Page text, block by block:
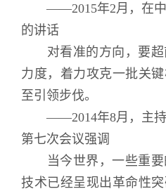
——2015年2月，在中
的讲话
对看准的方向，要超
力度，着力攻克一批关
至引领步伐。
——2014年8月，主持
第七次会议强调
当今世界，一些重要
技术已经呈现出革命性